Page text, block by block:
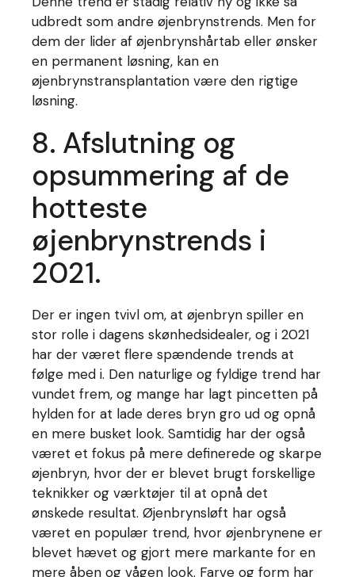
udbredt som andre øjenbrynstrends. Men for
dem der lider af øjenbrynshårtab eller ønsker
en permanent løsning, kan en
øjenbrynstransplantation være den rigtige
løsning.
8. Afslutning og
opsummering af de
hotteste
øjenbrynstrends i
2021.
Der er ingen tvivl om, at øjenbryn spiller en
stor rolle i dagens skønhedsidealer, og i 2021
har der været flere spændende trends at
følge med i. Den naturlige og fyldige trend har
vundet frem, og mange har lagt pincetten på
hylden for at lade deres bryn gro ud og opnå
en mere busket look. Samtidig har der også
været et fokus på mere definerede og skarpe
øjenbryn, hvor der er blevet brugt forskellige
teknikker og værktøjer til at opnå det
ønskede resultat. Øjenbrynsløft har også
været en populær trend, hvor øjenbrynene er
blevet hævet og gjort mere markante for en
mere åben og vågen look. Farve og form har